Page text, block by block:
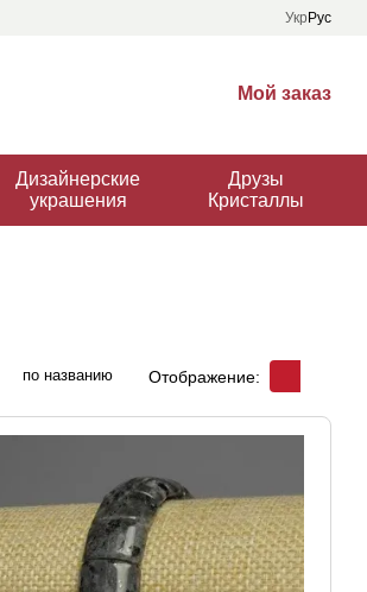
Укр Рус
Мой заказ
Дизайнерские
украшения
Друзы
Кристаллы
по названию Отображение: